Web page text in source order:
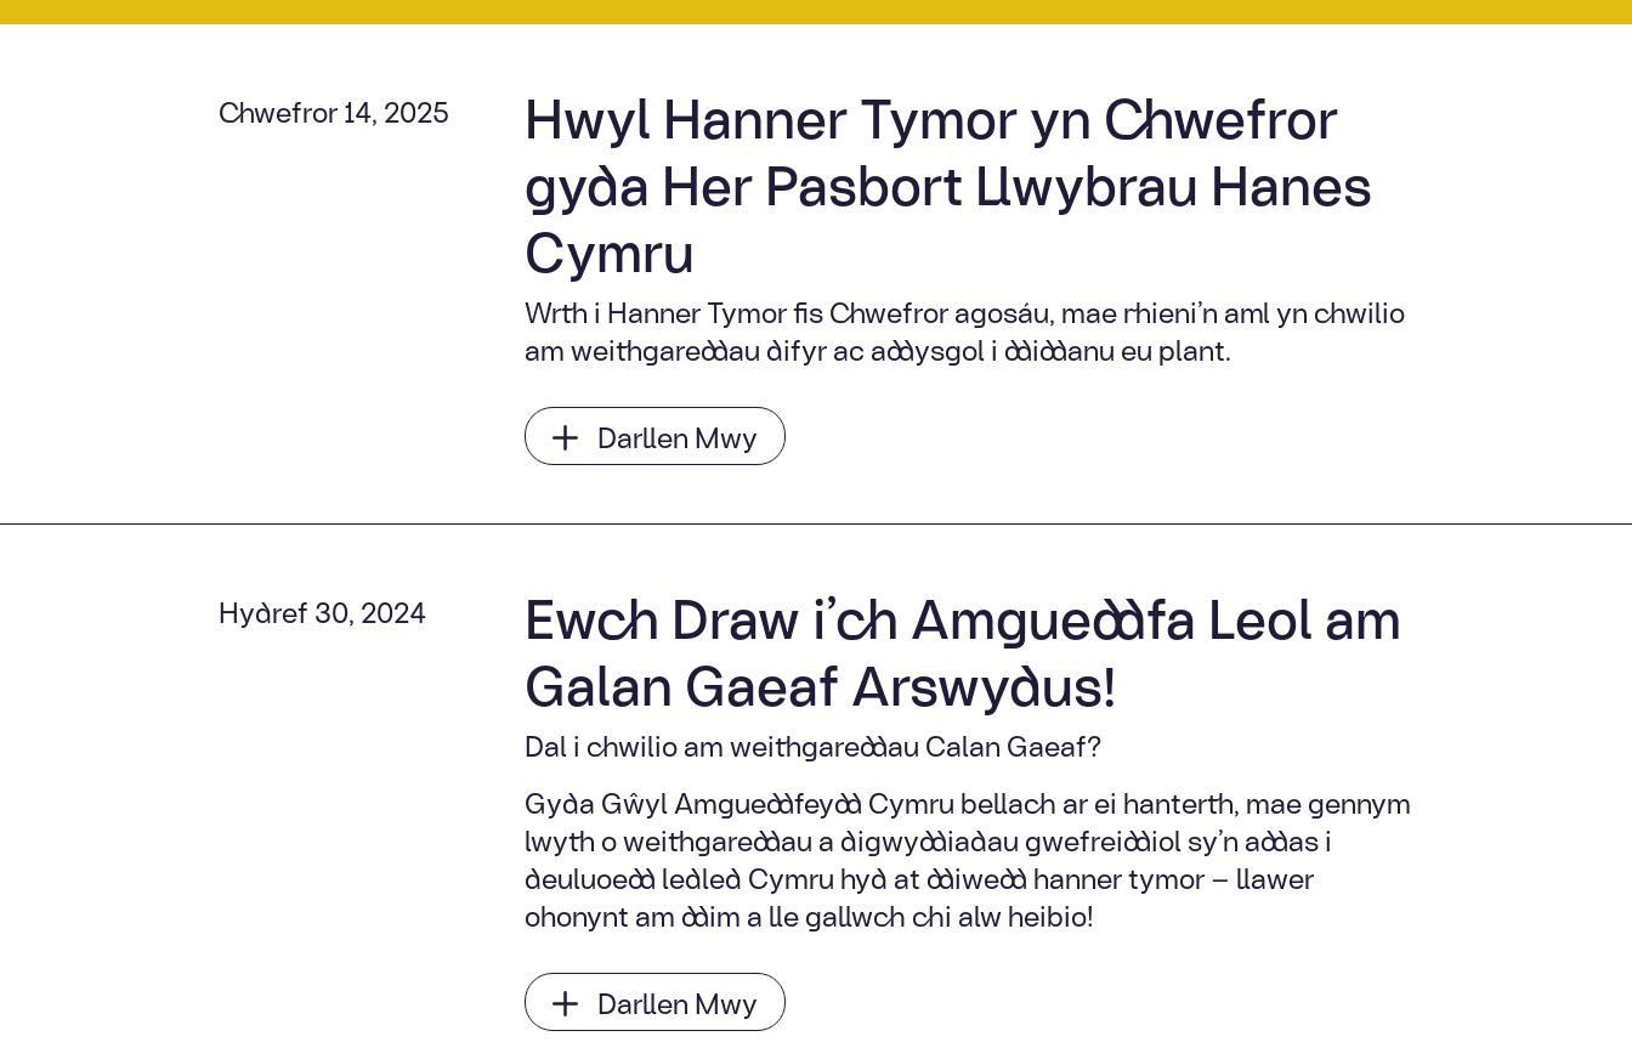
Chwefror 14, 2025 Hwyl Hanner Tymor yn Chwefror
gyda Her Pasbort Llwybrau Hanes
Cymru
Wrth i Hanner Tymor fis Chwefror agosáu, mae rhieni’n aml yn chwilio
am weithgareddau difyr ac addysgol i ddiddanu eu plant.
Darllen Mwy
Hydref 30, 2024 Ewch Draw i’ch Amgueddfa Leol am
Galan Gaeaf Arswydus!
Dal i chwilio am weithgareddau Calan Gaeaf?
Gyda Gŵyl Amgueddfeydd Cymru bellach ar ei hanterth, mae gennym
lwyth o weithgareddau a digwyddiadau gwefreiddiol sy’n addas i
deuluoedd ledled Cymru hyd at ddiwedd hanner tymor – llawer
ohonynt am ddim a lle gallwch chi alw heibio!
Darllen Mwy